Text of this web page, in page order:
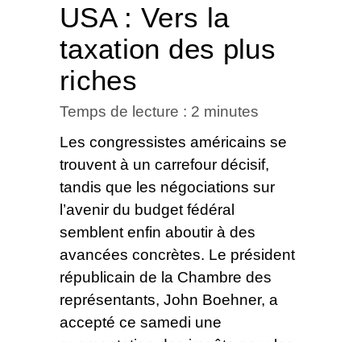
USA : Vers la
taxation des plus
riches
Temps de lecture : 2 minutes
Les congressistes américains se
trouvent à un carrefour décisif,
tandis que les négociations sur
l’avenir du budget fédéral
semblent enfin aboutir à des
avancées concrètes. Le président
républicain de la Chambre des
représentants, John Boehner, a
accepté ce samedi une